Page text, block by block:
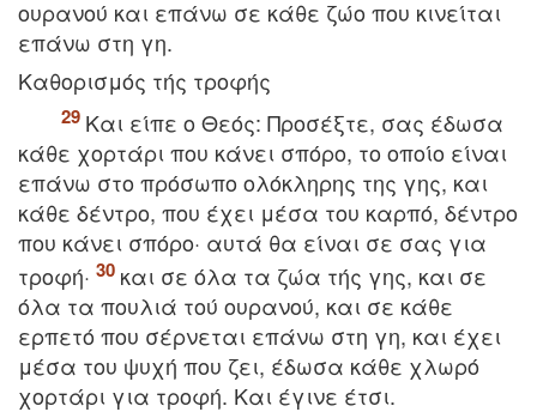
ουρανού και επάνω σε κάθε ζώο που κινείται
επάνω στη γη.
Kαθορισμός τής τροφής
Kαι είπε ο Θεός: Προσέξτε, σας έδωσα
κάθε χορτάρι που κάνει σπόρο, το οποίο είναι
επάνω στο πρόσωπο ολόκληρης της γης, και
κάθε δέντρο, που έχει μέσα του καρπό, δέντρο
που κάνει σπόρο· αυτά θα είναι σε σας για
τροφή·
και σε όλα τα ζώα τής γης, και σε
όλα τα πουλιά τού ουρανού, και σε κάθε
ερπετό που σέρνεται επάνω στη γη, και έχει
μέσα του ψυχή που ζει, έδωσα κάθε χλωρό
χορτάρι για τροφή. Kαι έγινε έτσι.